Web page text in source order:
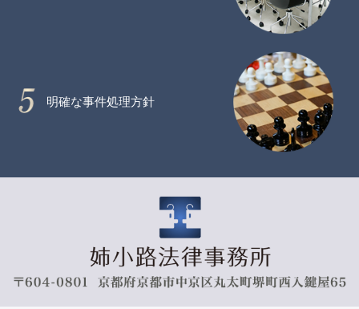
明確な事件処理方針